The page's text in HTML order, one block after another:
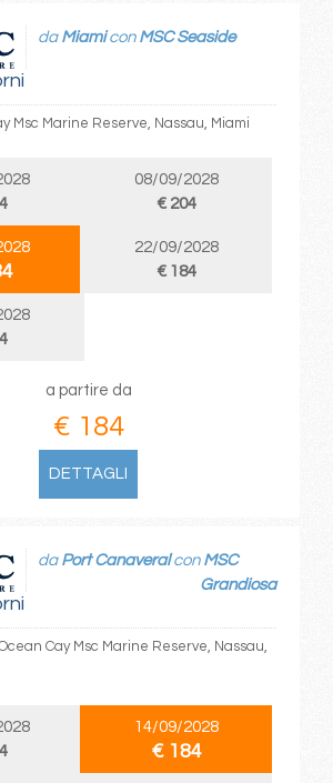
da Miamicon MSC Seaside
Msc Marine Reserve, Nassau, Miami
08/09/2028
€ 204
22/09/2028
€ 184
a partire da
€ 184
DETTAGLI
da Port Canaveralcon MSC
Grandiosa
Cay Msc Marine Reserve, Nassau,
14/09/2028
€ 184